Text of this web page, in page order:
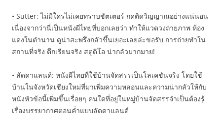
• Sutter: ไม่มีใครไม่เคยทราบชัตเตอร์ กดติดวิญญาณอย่างแน่นอน
เนื่องจากว่านี่เป็นหนังผีไทยที่บอกเลยว่า ทำให้แวดวงถ่ายภาพ ห้อง
แดงในตำนาน ดูน่าสะพรึงกลัวขึ้นเยอะเลยล่ะขอรับ การถ่ายทำใน
สถานที่จริง ตึกเรียนจริง สตูดิโอ น่ากลัวมากมาย!
• ลัดดาแลนด์: หนังผีไทยที่ใช้บ้านจัดสรรเป็นโลเคชันจริง โดยใช้
บ้านในจังหวัดเชียงใหม่ที่มาเพิ่มความหลอนและความน่ากลัวให้กับ
หนังหัวข้อนี้เพิ่มขึ้นเรื่อยๆ คนใดที่อยู่ในหมู่บ้านจัดสรรจำเป็นต้องรู้
เรื่องบรรยากาศตอนค่ำแบบลัดดาแลนด์